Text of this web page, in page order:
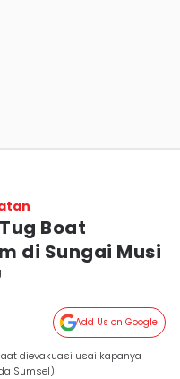
Boat
di Sungai Musi
Add Us on Google
dievakuasi usai kapanya
Sumsel)